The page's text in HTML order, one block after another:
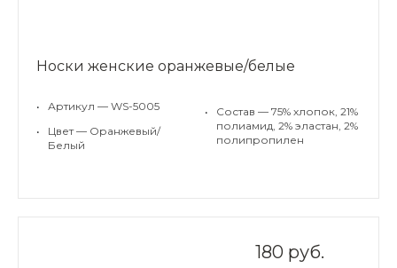
Носки женские оранжевые/белые
•
Артикул — WS-5005
•
Цвет — Оранжевый/
Белый
•
Состав — 75% хлопок, 21%
полиамид, 2% эластан, 2%
полипропилен
180 руб.